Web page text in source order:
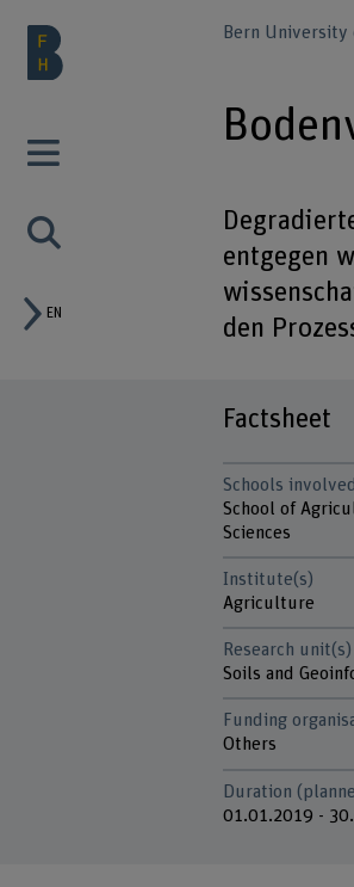
EN
Bern University
entgegen
den
Factsheet
Schools involved
School of
Sciences
Institute(s)
Agriculture
Research unit(s)
Soils and
Funding
Others
Duration
01.01.2019 -